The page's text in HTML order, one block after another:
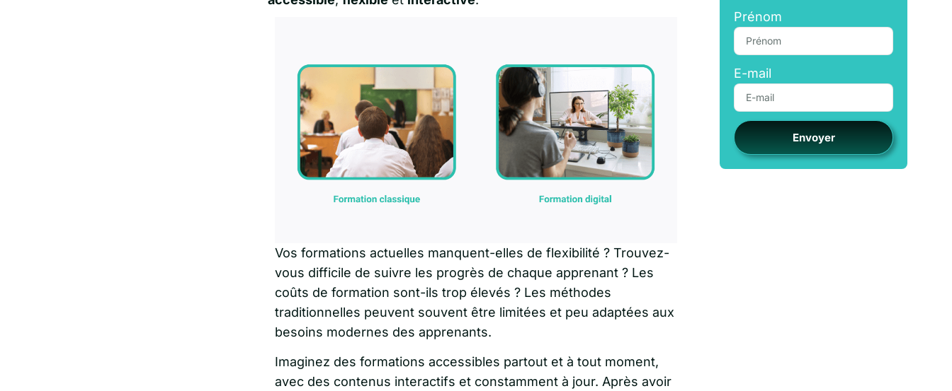
Vos formations actuelles manquent-elles de flexibilité ? Trouvez-
vous difficile de suivre les progrès de chaque apprenant ? Les
coûts de formation sont-ils trop élevés ? Les méthodes
traditionnelles peuvent souvent être limitées et peu adaptées aux
besoins modernes des apprenants.
Imaginez des formations accessibles partout et à tout moment,
avec des contenus interactifs et constamment à jour. Après avoir
Prénom
E-mail
Envoyer